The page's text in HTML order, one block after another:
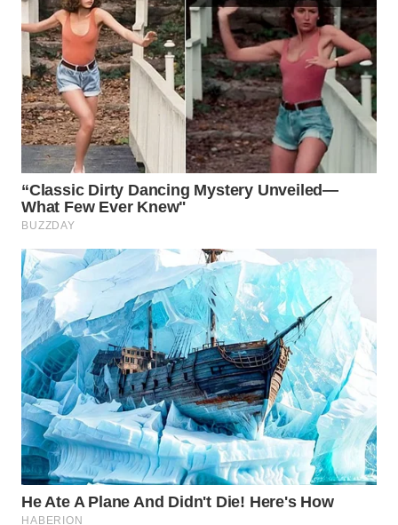
WN
BINJAI
WN
CIREBON
WN
INDRAMAYU
WN
KUNINGAN
WN
MAJALENGKA
WN
SUBANG
WN
SUKABUMI
WN
PURWAKARTA